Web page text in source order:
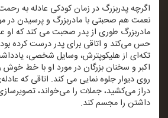
اگرچه پدربزرگ در زمان كودكی عادله به
نعمت هم صحبتی با مادربزرگ و پرسیدن در
مادربزرگ طوری از پدر صحبت می‌ كند كه او
حس می‌‌كند و اتاقی برای پدر درست كرده بود
تكه‌ای از هلیكوپترش، وسایل شخصی،
اكبر و سخنان بزرگان در مورد او با خط خوش
روی دیوار جلوه نمایی می‌ كند. اتاقی كه
دراز می‌كشید، جملات را می‌خواند،
داشتن را مجسم كند.